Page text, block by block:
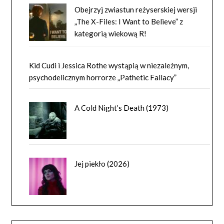
Obejrzyj zwiastun reżyserskiej wersji
„The X-Files: I Want to Believe” z
kategorią wiekową R!
Kid Cudi i Jessica Rothe wystąpią w niezależnym,
psychodelicznym horrorze „Pathetic Fallacy”
A Cold Night’s Death (1973)
Jej piekło (2026)